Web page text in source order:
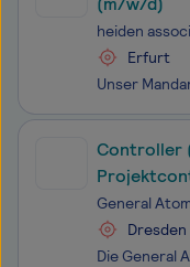
heiden
Erfurt
Controller
General
Dresden